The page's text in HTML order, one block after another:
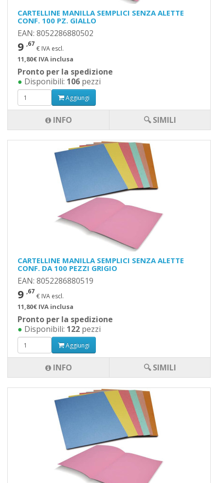
CARTELLINE MANILLA SEMPLICI SENZA ALETTE
CONF. 100 PZ. GIALLO
EAN: 8052286880502
9 ,67
€ IVA escl.
11,80€ IVA inclusa
Pronto per la spedizione
● Disponibili: 106 pezzi
Aggiungi
INFO 🔍 SIMILI
CARTELLINE MANILLA SEMPLICI SENZA ALETTE
CONF. DA 100 PEZZI GRIGIO
EAN: 8052286880519
9 ,67
€ IVA escl.
11,80€ IVA inclusa
Pronto per la spedizione
● Disponibili: 122 pezzi
Aggiungi
INFO 🔍 SIMILI